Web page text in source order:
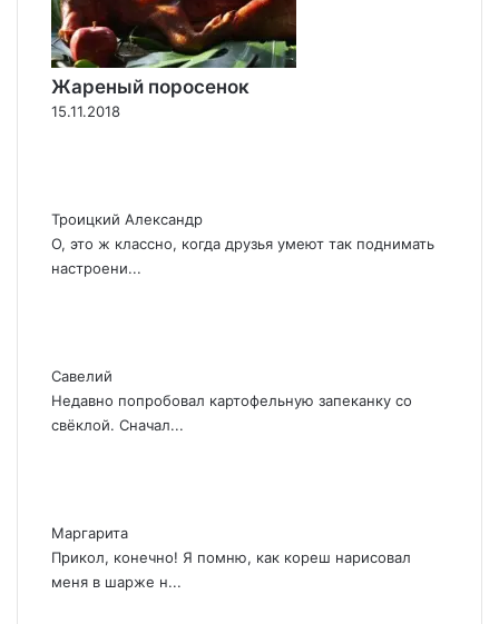
Жареный поросенок
15.11.2018
Троицкий Александр
О, это ж классно, когда друзья умеют так поднимать
настроени...
Савелий
Недавно попробовал картофельную запеканку со
свёклой. Сначал...
Маргарита
Прикол, конечно! Я помню, как кореш нарисовал
меня в шарже н...